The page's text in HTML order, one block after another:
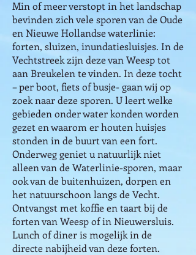
Min of meer verstopt in het landschap
bevinden zich vele sporen van de Oude
en Nieuwe Hollandse waterlinie:
forten, sluizen, inundatiesluisjes. In de
Vechtstreek zijn deze van Weesp tot
aan Breukelen te vinden. In deze tocht
– per boot, fiets of busje- gaan wij op
zoek naar deze sporen. U leert welke
gebieden onder water konden worden
gezet en waarom er houten huisjes
stonden in de buurt van een fort.
Onderweg geniet u natuurlijk niet
alleen van de Waterlinie-sporen, maar
ook van de buitenhuizen, dorpen en
het natuurschoon langs de Vecht.
Ontvangst met koffie en taart bij de
forten van Weesp of in Nieuwersluis.
Lunch of diner is mogelijk in de
directe nabijheid van deze forten.